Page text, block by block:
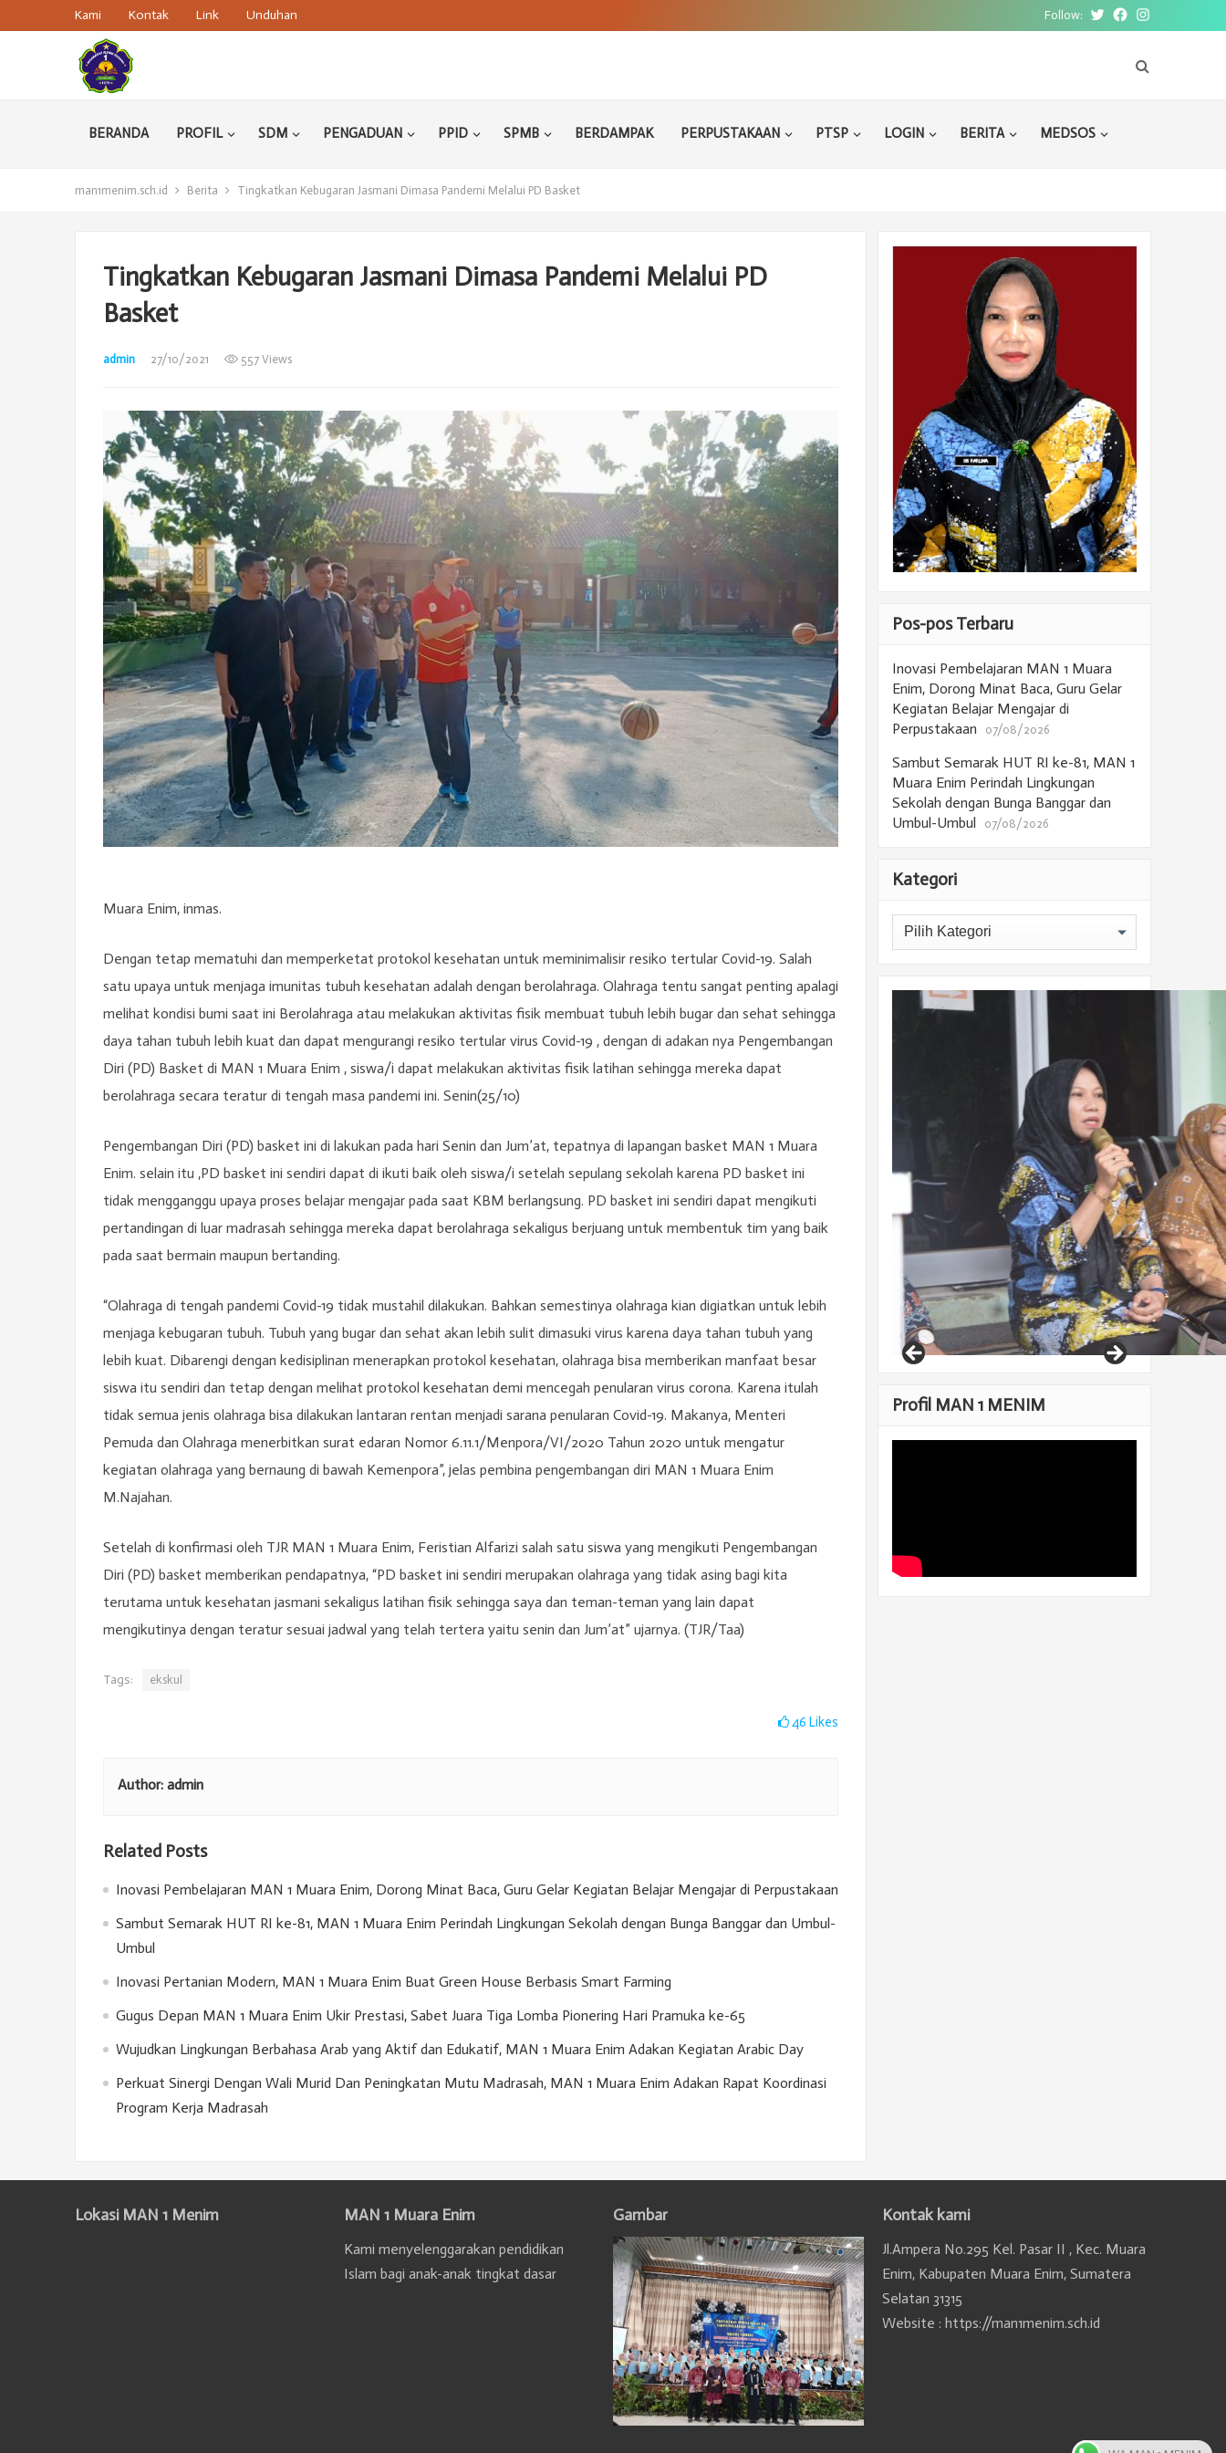
Kami Kontak Link Unduhan Follow: TwitterFacebookInstagram
BERANDA PROFIL SDM PENGADUAN PPID SPMB BERDAMPAK PERPUSTAKAAN PTSP LOGIN BERITA MEDSOS
man1menim.sch.id Berita Tingkatkan Kebugaran Jasmani Dimasa Pandemi Melalui PD Basket
Tingkatkan Kebugaran Jasmani Dimasa Pandemi Melalui PD
Basket
admin 27/10/2021 557 Views
Muara Enim, inmas.
Dengan tetap mematuhi dan memperketat protokol kesehatan untuk meminimalisir resiko tertular Covid-19. Salah
satu upaya untuk menjaga imunitas tubuh kesehatan adalah dengan berolahraga. Olahraga tentu sangat penting apalagi
melihat kondisi bumi saat ini Berolahraga atau melakukan aktivitas fisik membuat tubuh lebih bugar dan sehat sehingga
daya tahan tubuh lebih kuat dan dapat mengurangi resiko tertular virus Covid-19 , dengan di adakan nya Pengembangan
Diri (PD) Basket di MAN 1 Muara Enim , siswa/i dapat melakukan aktivitas fisik latihan sehingga mereka dapat
berolahraga secara teratur di tengah masa pandemi ini. Senin(25/10)
Pengembangan Diri (PD) basket ini di lakukan pada hari Senin dan Jum’at, tepatnya di lapangan basket MAN 1 Muara
Enim. selain itu ,PD basket ini sendiri dapat di ikuti baik oleh siswa/i setelah sepulang sekolah karena PD basket ini
tidak mengganggu upaya proses belajar mengajar pada saat KBM berlangsung. PD basket ini sendiri dapat mengikuti
pertandingan di luar madrasah sehingga mereka dapat berolahraga sekaligus berjuang untuk membentuk tim yang baik
pada saat bermain maupun bertanding.
“Olahraga di tengah pandemi Covid-19 tidak mustahil dilakukan. Bahkan semestinya olahraga kian digiatkan untuk lebih
menjaga kebugaran tubuh. Tubuh yang bugar dan sehat akan lebih sulit dimasuki virus karena daya tahan tubuh yang
lebih kuat. Dibarengi dengan kedisiplinan menerapkan protokol kesehatan, olahraga bisa memberikan manfaat besar
siswa itu sendiri dan tetap dengan melihat protokol kesehatan demi mencegah penularan virus corona. Karena itulah
tidak semua jenis olahraga bisa dilakukan lantaran rentan menjadi sarana penularan Covid-19. Makanya, Menteri
Pemuda dan Olahraga menerbitkan surat edaran Nomor 6.11.1/Menpora/VI/2020 Tahun 2020 untuk mengatur
kegiatan olahraga yang bernaung di bawah Kemenpora”, jelas pembina pengembangan diri MAN 1 Muara Enim
M.Najahan.
Setelah di konfirmasi oleh TJR MAN 1 Muara Enim, Feristian Alfarizi salah satu siswa yang mengikuti Pengembangan
Diri (PD) basket memberikan pendapatnya, “PD basket ini sendiri merupakan olahraga yang tidak asing bagi kita
terutama untuk kesehatan jasmani sekaligus latihan fisik sehingga saya dan teman-teman yang lain dapat
mengikutinya dengan teratur sesuai jadwal yang telah tertera yaitu senin dan Jum’at” ujarnya. (TJR/Taa)
Tags: ekskul
46 Likes
Author: admin
Related Posts
Inovasi Pembelajaran MAN 1 Muara Enim, Dorong Minat Baca, Guru Gelar Kegiatan Belajar Mengajar di Perpustakaan
Sambut Semarak HUT RI ke-81, MAN 1 Muara Enim Perindah Lingkungan Sekolah dengan Bunga Banggar dan Umbul-
Umbul
Inovasi Pertanian Modern, MAN 1 Muara Enim Buat Green House Berbasis Smart Farming
Gugus Depan MAN 1 Muara Enim Ukir Prestasi, Sabet Juara Tiga Lomba Pionering Hari Pramuka ke-65
Wujudkan Lingkungan Berbahasa Arab yang Aktif dan Edukatif, MAN 1 Muara Enim Adakan Kegiatan Arabic Day
Perkuat Sinergi Dengan Wali Murid Dan Peningkatan Mutu Madrasah, MAN 1 Muara Enim Adakan Rapat Koordinasi
Program Kerja Madrasah
Pos-pos Terbaru
Inovasi Pembelajaran MAN 1 Muara
Enim, Dorong Minat Baca, Guru Gelar
Kegiatan Belajar Mengajar di
Perpustakaan
07/08/2026
Sambut Semarak HUT RI ke-81, MAN 1
Muara Enim Perindah Lingkungan
Sekolah dengan Bunga Banggar dan
Umbul-Umbul
07/08/2026
Kategori
Kategori
Profil MAN 1 MENIM
Lokasi MAN 1 Menim MAN 1 Muara Enim
Kami menyelenggarakan pendidikan
Islam bagi anak-anak tingkat dasar
Gambar Kontak kami
Jl.Ampera No.295 Kel. Pasar II , Kec. Muara
Enim, Kabupaten Muara Enim, Sumatera
Selatan 31315
Website : https://man1menim.sch.id